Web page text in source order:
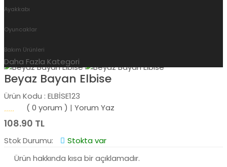
Ayakkabı
Oyuncaklar
Bakım Ürünleri
Daha Fazla Kategori
Giyim
Beyaz Bayan Elbise
Ürün Kodu : ELBİSE123
( 0 yorum ) | Yorum Yaz
108.90 TL
Stok Durumu:
Stokta var
Ürün hakkında kısa bir açıklamadır.